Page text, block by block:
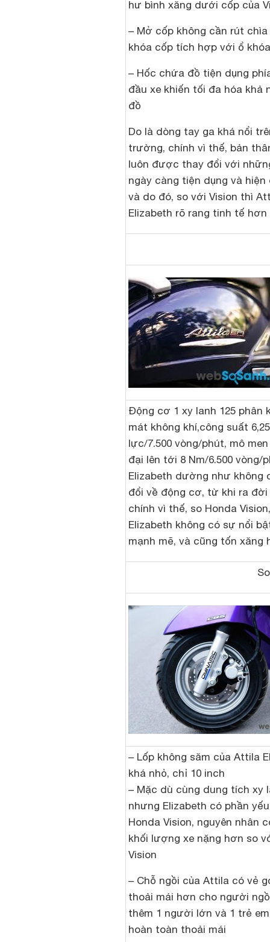
hư bình xăng dưới cốp của
– Mở cốp không cần rút
khóa cốp tích hợp với ổ
– Hốc chứa đồ tiện dụng
đầu xe khiến tối đa hóa khả
đồ
Do là dòng tay ga khá nổi
trường, chính vì thế, bản
luôn được thay đổi với
ngày càng tiện dụng và hiện
và do đó, so với Vision thì
Elizabeth rõ rang tinh tế hơn
Động cơ 1 xy lanh 125 phân
mát không khí,công suất
lực/7.500 vòng/phút, mô
đại lên tới 8 Nm/6.500 vòng/
Elizabeth dường như không
đổi về động cơ, từ khi ra đời
chính vì thế, so Honda
Elizabeth không có sự nổi
mạnh mẽ, và cũng tốn xăng
– Lốp không săm của Attila
khá nhỏ, chỉ 10 inch
– Mặc dù cùng dung tích xy
nhưng Elizabeth có phần
Honda Vision, nguyên nhân
khối lượng xe nặng hơn so
Vision
– Chỗ ngồi của Attila có vẻ
thoải mái hơn cho người
thêm 1 người lớn và 1 trẻ
hoàn toàn thoải mái